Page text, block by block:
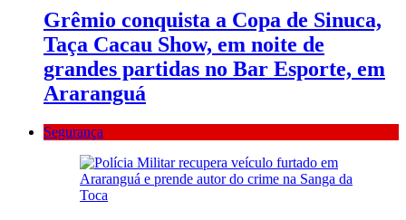
Grêmio conquista a Copa de Sinuca,
Taça Cacau Show, em noite de
grandes partidas no Bar Esporte, em
Araranguá
Segurança